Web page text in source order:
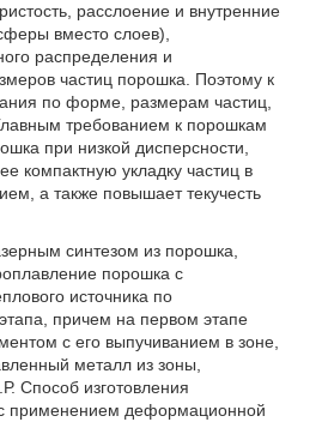
расслоение и внутренние
вместо слоев),
распределения и
частиц порошка. Поэтому к
по форме, размерам частиц,
требованием к порошкам
при низкой дисперсности,
компактную укладку частиц в
а также повышает текучесть
синтезом из порошка,
порошка с
источника по
причем на первом этапе
с его выпучиванием в зоне,
металл из зоны,
Способ изготовления
с применением деформационной